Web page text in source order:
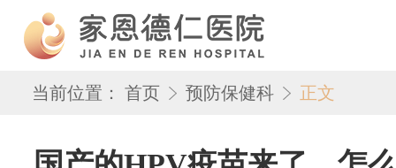
当前位置： 首页 预防保健科 正文